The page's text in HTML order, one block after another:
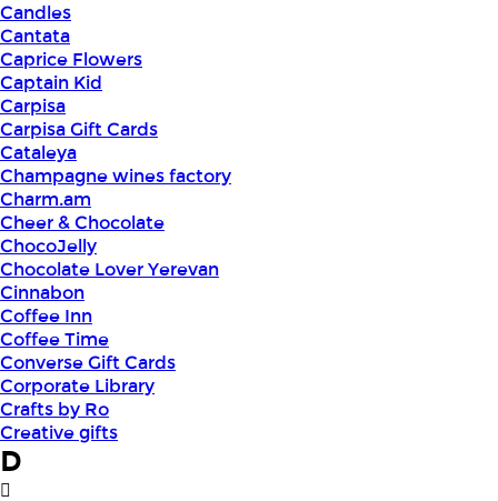
Candles
Cantata
Caprice Flowers
Captain Kid
Carpisa
Carpisa Gift Cards
Cataleya
Champagne wines factory
Charm.am
Cheer & Chocolate
ChocoJelly
Chocolate Lover Yerevan
Cinnabon
Coffee Inn
Coffee Time
Converse Gift Cards
Corporate Library
Crafts by Ro
Creative gifts
D